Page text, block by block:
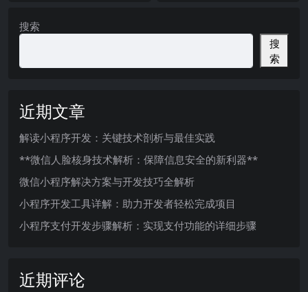
搜索
搜
索
近期文章
解读小程序开发：关键技术剖析与最佳实践
**微信人脸核身技术解析：保障信息安全的新利器**
微信小程序解决方案与开发技巧全解析
小程序开发工具详解：助力开发者轻松完成项目
小程序支付开发步骤解析：实现支付功能的详细步骤
近期评论